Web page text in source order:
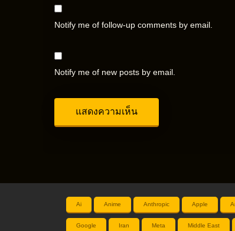
Notify me of follow-up comments by email.
Notify me of new posts by email.
Ai Anime Anthropic Apple
Google Iran Meta Middle East